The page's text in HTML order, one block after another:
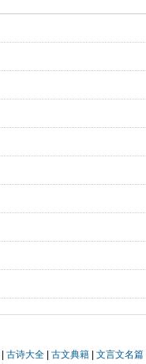
|古诗大全 |古文典籍 |文言文名篇